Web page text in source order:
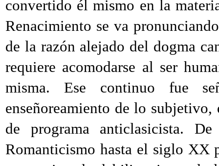
convertido él mismo en la
Renacimiento se va
de la razón alejado del dogma
requiere acomodarse al ser
misma. Ese continuo fue
enseñoreamiento de lo
de programa anticlasicista.
Romanticismo hasta el siglo XX